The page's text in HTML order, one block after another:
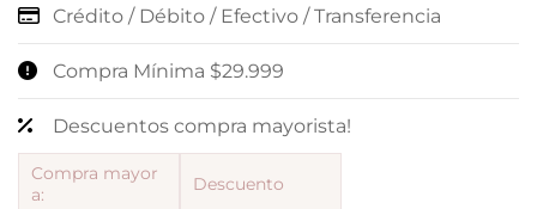
Crédito / Débito / Efectivo / Transferencia
Compra Mínima $29.999
Descuentos compra mayorista!
Compra mayor
a:
Descuento